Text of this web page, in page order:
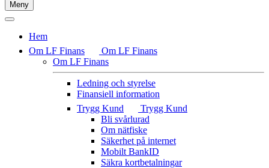
Meny
Hem
Om LF Finans
Om LF Finans
Om LF Finans
Ledning och styrelse
Finansiell information
Trygg Kund
Trygg Kund
Bli svårlurad
Om nätfiske
Säkerhet på internet
Mobilt BankID
Säkra kortbetalningar